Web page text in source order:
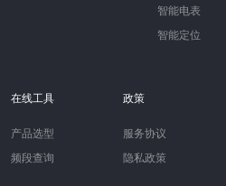
智能电表
智能定位
在线工具
产品选型
频段查询
政策
服务协议
隐私政策